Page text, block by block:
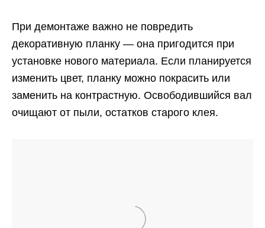
При демонтаже важно не повредить
декоративную планку — она пригодится при
установке нового материала. Если планируется
изменить цвет, планку можно покрасить или
заменить на контрастную. Освободившийся вал
очищают от пыли, остатков старого клея.